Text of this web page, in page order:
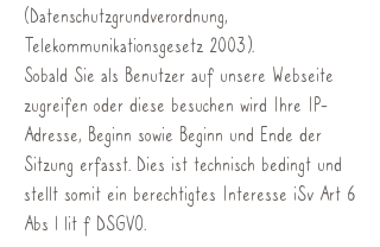
(Datenschutzgrundverordnung,
Telekommunikationsgesetz 2003).
Sobald Sie als Benutzer auf unsere Webseite
zugreifen oder diese besuchen wird Ihre IP-
Adresse, Beginn sowie Beginn und Ende der
Sitzung erfasst. Dies ist technisch bedingt und
stellt somit ein berechtigtes Interesse iSv Art 6
Abs 1 lit f DSGVO.